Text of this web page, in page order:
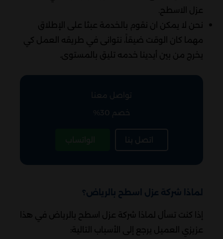
عزل الاسطح.
نحن لا يمكن ان نقوم بالخدمة عبثا على الإطلاق
مهما كان الوقت ضيقاً، نتوانى في طريقه العمل كي
يخرج من بين أيدينا خدمه تليق بالمستوى.
لماذا شركة عزل اسطح بالرياض؟
إذا كنت تسأل لماذا شركة عزل اسطح بالرياض في هذا
عزيزي العميل يرجع إلى الأسباب التالية: